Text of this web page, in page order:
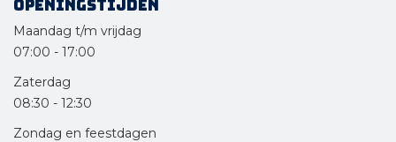
Openingstijden
Maandag t/m vrijdag
07:00 - 17:00
Zaterdag
08:30 - 12:30
Zondag en feestdagen